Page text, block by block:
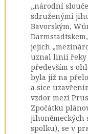
„národní
sdruženými
Bavorským,
jejich
uznal linii řeky
především s
byla již na
a sice
vzdor mezi
Zpočátku
jihoněmeckých
spolku), se v